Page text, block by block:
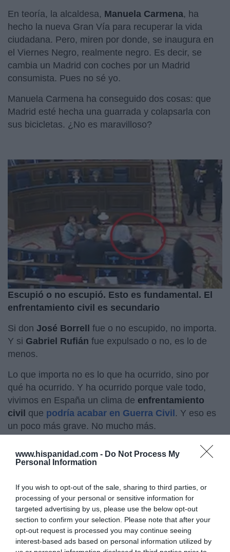
www.hispanidad.com - Do Not Process My
Personal Information
If you wish to opt-out of the sale, sharing to third parties, or
processing of your personal or sensitive information for
targeted advertising by us, please use the below opt-out
section to confirm your selection. Please note that after your
opt-out request is processed you may continue seeing
interest-based ads based on personal information utilized by
En teoría, la alcaldesa, Manuela Carmena, ha
hecho la nueva Gran Vía para recuperar la vida
ciudadana. Pero, miren por donde, se inaugura en
el Viernes Negro, realmente negro. Es decir, se
cambia un Madrid con coches por un Madrid
consumista. Pues no sé yo.
Manuela Carmena ha conseguido dos cosas: que
Madrid esté hecha una guarrada y colapsarla con
sus bicicletas. ¿No es maravilloso?
Escupió o no escupió. Esto es fundamental. El
enfrentamiento civil es secundario
Si don José Borrell fue o no escupido, no importa.
Y si Gabriel Rufián fue expulsado o no, es lo de
menos.
Lo que importa no es lo que ha ocurrido, sino por
qué ha ocurrido. Y ha ocurrido porque vale todo,
vivimos en España un clima de enfrentamiento
civil que podría acabar en Guerra Civil. Y eso es
un poco más grave. No mucho más.